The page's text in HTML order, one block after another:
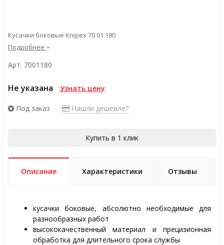
Кусачки боковые Knipex 70 01 180
Подробнее
Арт. 7001180
Не указана Узнать цену
Под заказ Нашли дешевле?
Купить в 1 клик
Описание Характеристики Отзывы
кусачки боковые, абсолютно необходимые для
разнообразных работ
высококачественный материал и прецизионная
обработка для длительного срока службы